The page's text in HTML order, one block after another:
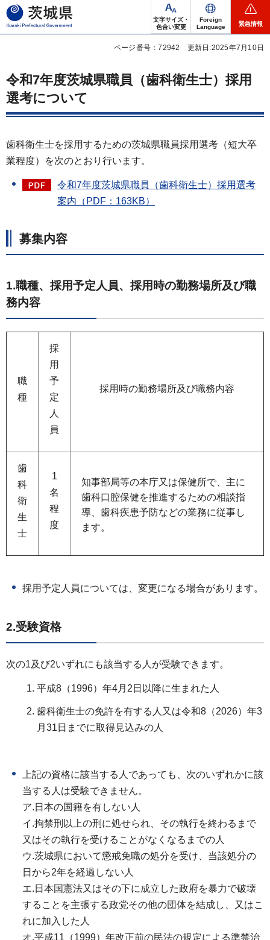
茨城県
文字サイズ・
色合い変更
Foreign
Language
緊急情報
ページ番号：72942 更新日:2025年7月10日
令和7年度茨城県職員（歯科衛生士）採用
選考について
歯科衛生士を採用するための茨城県職員採用選考（短大卒
業程度）を次のとおり行います。
令和7年度茨城県職員（歯科衛生士）採用選考
案内（PDF：163KB）
募集内容
1.職種、採用予定人員、採用時の勤務場所及び職
務内容
職
種
採
用
予
定
人
員
採用時の勤務場所及び職務内容
歯
科
衛
生
士
1
名
程
度
知事部局等の本庁又は保健所で、主に
歯科口腔保健を推進するための相談指
導、歯科疾患予防などの業務に従事し
ます。
採用予定人員については、変更になる場合があります。
2.受験資格
次の1及び2いずれにも該当する人が受験できます。
平成8（1996）年4月2日以降に生まれた人
歯科衛生士の免許を有する人又は令和8（2026）年3
月31日までに取得見込みの人
上記の資格に該当する人であっても、次のいずれかに該
当する人は受験できません。
ア.日本の国籍を有しない人
イ.拘禁刑以上の刑に処せられ、その執行を終わるまで
又はその執行を受けることがなくなるまでの人
ウ.茨城県において懲戒免職の処分を受け、当該処分の
日から2年を経過しない人
エ.日本国憲法又はその下に成立した政府を暴力で破壊
することを主張する政党その他の団体を結成し、又はこ
れに加入した人
オ.平成11（1999）年改正前の民法の規定による準禁治